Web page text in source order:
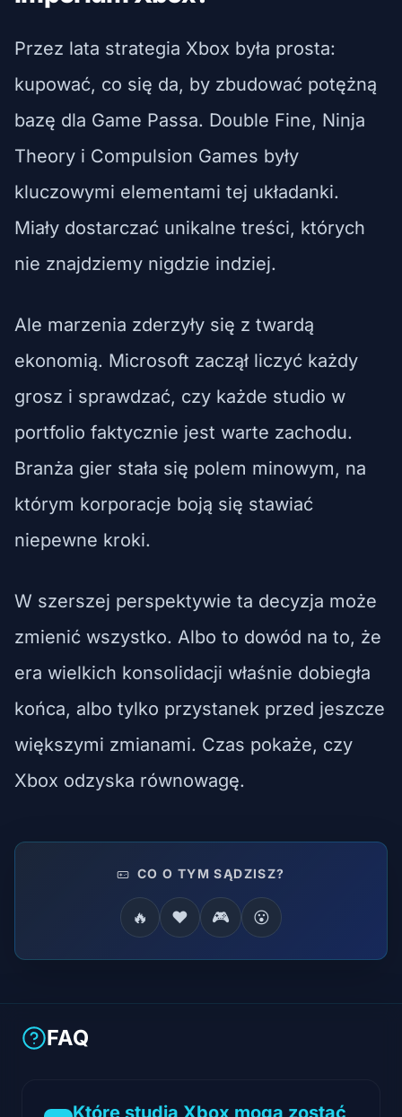
Przez lata strategia Xbox była prosta:
kupować, co się da, by zbudować potężną
bazę dla Game Passa. Double Fine, Ninja
Theory i Compulsion Games były
kluczowymi elementami tej układanki.
Miały dostarczać unikalne treści, których
nie znajdziemy nigdzie indziej.
Ale marzenia zderzyły się z twardą
ekonomią. Microsoft zaczął liczyć każdy
grosz i sprawdzać, czy każde studio w
portfolio faktycznie jest warte zachodu.
Branża gier stała się polem minowym, na
którym korporacje boją się stawiać
niepewne kroki.
W szerszej perspektywie ta decyzja może
zmienić wszystko. Albo to dowód na to, że
era wielkich konsolidacji właśnie dobiegła
końca, albo tylko przystanek przed jeszcze
większymi zmianami. Czas pokaże, czy
Xbox odzyska równowagę.
CO O TYM SĄDZISZ?
🔥 ❤️ 🎮 😮
FAQ
Które studia Xbox mogą zostać